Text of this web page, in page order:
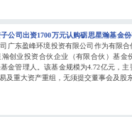
子公司出资1700万元认购砺思星瀚基金
广东盈峰环境投资有限公司作为有限
创业投资合伙企业（有限合伙）基金
金管理人。该基金规模为4.72亿元，
及重大资产重组，无须提交董事会及股